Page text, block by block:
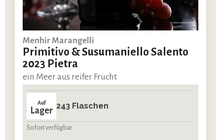
Menhir Marangelli
Primitivo & Susumaniello Salento
2023 Pietra
ein Meer aus reifer Frucht
Auf
Lager 243 Flaschen
Sofort verfügbar